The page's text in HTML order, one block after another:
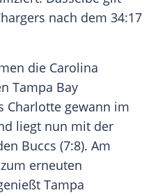
nach dem 34:17
die Carolina
Tampa Bay
Charlotte gewann im
liegt nun mit der
Buccs (7:8). Am
erneuten
Tampa